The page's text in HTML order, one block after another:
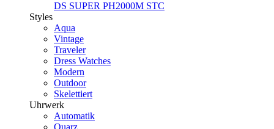
DS SUPER PH2000M STC
Styles
Aqua
Vintage
Traveler
Dress Watches
Modern
Outdoor
Skelettiert
Uhrwerk
Automatik